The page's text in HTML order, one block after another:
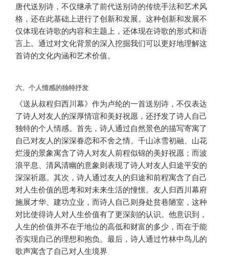
唐代送别诗，不仅继承了前代送别诗的传统手法和艺术风
格，还在此基础上进行了创新和发展。这种创新和发展不
仅体现在诗歌的内容和主题上，还体现在诗歌的形式和语
言上。通过对文化背景的深入挖掘我们可以更好地理解这
首诗的文化内涵和艺术价值。
六、个人情感的独特抒发
《送从叔程归西川幕》作为卢纶的一首送别诗，不仅表达
了诗人对友人的深厚情谊和美好祝愿，还抒发了诗人自己
独特的个人情感。首先，诗人通过自然景色的描写寄寓了
自己对友人的深深眷恋和不舍之情。千山冰雪初融、山花
烂漫的景象寓含了诗人对友人前程似锦的美好祝愿；而波
浪平息、清风清幽的意象则表现了诗人对友人归途平安的
深深祈愿。其次，诗人通过友人的归途和前程寓含了自己
对人生价值的思考和对未来生活的憧憬。友人归西川幕府
施展才华、建功立业，而诗人自己则身处贫巷陋室，这种
对比使得诗人对人生价值有了更深刻的认识。他意识到，
人生的价值并不在于地位的高低和财富的多少，而在于能
否实现自己的理想和抱负。最后，诗人通过竹林中鸟儿的
歌声寓含了自己对人生境界